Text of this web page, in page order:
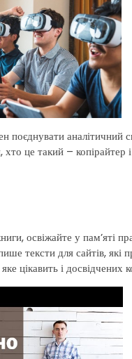
поєднувати аналітичний
це такий – копірайтер
освіжайте у пам’яті
тексти для сайтів, які
і досвідчених